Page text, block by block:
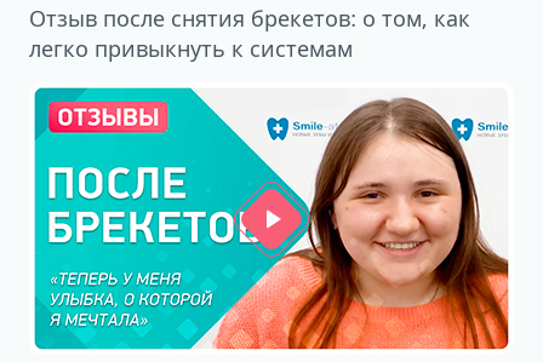
Отзыв после снятия брекетов: о том, как
легко привыкнуть к системам